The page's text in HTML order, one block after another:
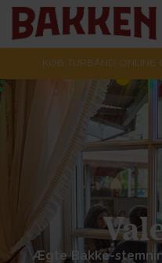
Ægte Bakke-
KØB TURBÅND ONLINE